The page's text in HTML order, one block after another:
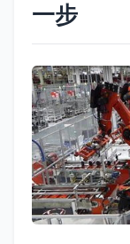
一步